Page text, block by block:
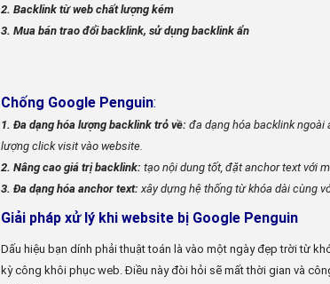
2. Backlink từ web chất lượng kém
3. Mua bán trao đổi backlink, sử dụng backlink ẩn
Chống Google Penguin:
1. Đa dạng hóa lượng backlink trỏ về: đa dạng hóa backlink ngoài
lượng click visit vào website.
2. Nâng cao giá trị backlink: tạo nội dung tốt, đặt anchor text với
3. Đa dạng hóa anchor text: xây dựng hệ thống từ khóa dài cùng
Giải pháp xử lý khi website bị Google Penguin
Dấu hiệu bạn dính phải thuật toán là vào một ngày đẹp trời từ
kỳ công khôi phục web. Điều này đòi hỏi sẽ mất thời gian và